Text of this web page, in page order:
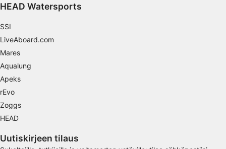
HEAD Watersports
SSI
LiveAboard.com
Mares
Aqualung
Apeks
rEvo
Zoggs
HEAD
Uutiskirjeen tilaus
IAB:n erityispiirteet:
Tarkkojen sijaintitietojen käyttäminen
Tunnista laitteet aktiivisesti pyydettyjen
Muut kuin IAB:n käsittelytarkoitukset:
Välttämätön
Suorituskyky